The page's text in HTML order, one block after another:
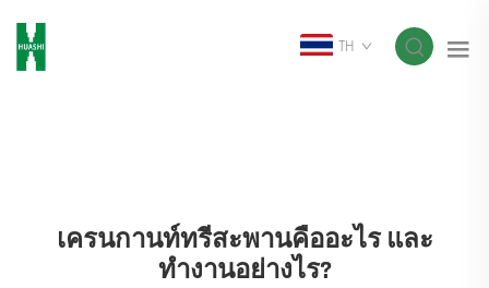
TH
เครนกานท์ทรีสะพานคืออะไร และ
ทำงานอย่างไร?